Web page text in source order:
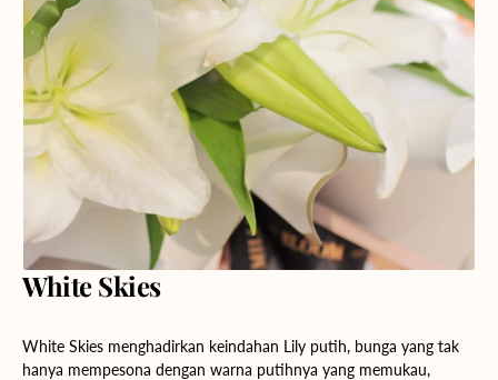
White Skies
White Skies menghadirkan keindahan Lily putih, bunga yang tak
hanya mempesona dengan warna putihnya yang memukau,